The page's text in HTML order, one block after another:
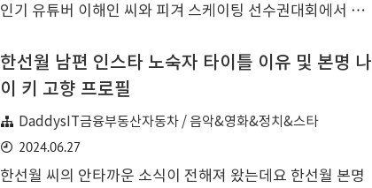
인기 유튜버 이해인 씨와 피겨 스케이팅 선수권대회에서 금
이해인 씨에 대해 인스타 남자친구 나이 키 고향 학력 MBTI
근황 소식에 대해 알아보고자 합니다. 이해인 피겨 스케이팅
글 은메달, 2023년 ISU 사대륙 피겨스케이팅 선수권대회 여
자 싱글 금메달, 2022년 ISU 사대륙 피겨스케이팅 선수권대
회 여자 싱글 은메달, 2019년 ISU 주니어 그랑프리 6차 대회
한선월 남편 인스타 노숙자 타이틀 이유 및 본명 나
이 키 고향 프로필
DaddysIT금융부동산자동차 / 음악&영화&정치&스타
2024.06.27
한선월 씨의 안타까운 소식이 전해져 왔는데요 한선월 본명